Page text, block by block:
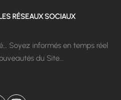
RÉSEAUX SOCIAUX
Soyez informés en temps réel
du Site…